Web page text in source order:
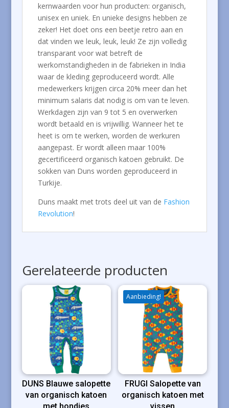
kernwaarden voor hun producten: organisch,
unisex en uniek. En unieke designs hebben ze
zeker! Het doet ons een beetje retro aan en
dat vinden we leuk, leuk, leuk! Ze zijn volledig
transparant voor wat betreft de
werkomstandigheden in de fabrieken in India
waar de kleding geproduceerd wordt. Alle
medewerkers krijgen circa 20% meer dan het
minimum salaris dat nodig is om van te leven.
Werkdagen zijn van 9 tot 5 en overwerken
wordt betaald en is vrijwillig. Wanneer het te
heet is om te werken, worden de werkuren
aangepast. Er wordt alleen maar 100%
gecertificeerd organisch katoen gebruikt. De
sokken van Duns worden geproduceerd in
Turkije.
Duns maakt met trots deel uit van de Fashion
Revolution!
Gerelateerde producten
DUNS Blauwe salopette
van organisch katoen
Aanbieding!
FRUGI Salopette van
organisch katoen met